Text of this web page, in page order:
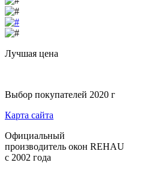
Лучшая цена
Выбор покупателей 2020 г
Карта сайта
Официальный
производитель окон REHAU
с 2002 года